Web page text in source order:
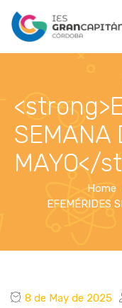
SEMANA
MAYO</
Home
EFEMÉRIDES
8 de May de 2025